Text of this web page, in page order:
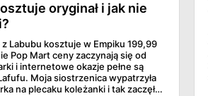
oryginał i jak nie
Labubu kosztuje w Empiku 199,99
Pop Mart ceny zaczynają się od
i internetowe okazje pełne są
Moja siostrzenica wypatrzyła
na plecaku koleżanki i tak zaczęło